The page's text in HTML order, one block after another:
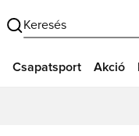
Keresés
Csapatsport Akció